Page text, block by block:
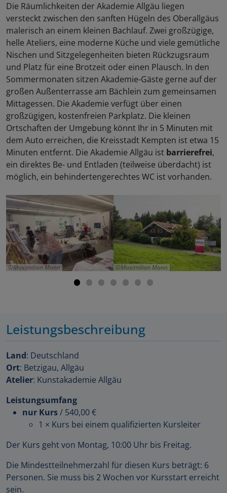
Die Räumlichkeiten der Akademie Allgäu liegen
versteckt zwischen den sanften Hügeln des Oberallgäus
malerisch an einem kleinen Bachlauf. Zwei großzügige,
helle Ateliers, eine moderne Küche und viele gemütliche
Nischen und Sitzgelegenheiten bieten Rückzugsraum
und Platz für eine Brotzeit oder einen Plausch. In den
Sommermonaten sitzen Akademie-Gäste gerne auf der
großen Außenterrasse am Bächlein zum gemeinsamen
Mittagessen. Die Akademie verfügt über einen
großzügigen, kostenfreien Parkplatz. Die kleinen
Ortschaften der Umgebung könnt Ihr in 5 Minuten mit
dem Auto erreichen, die Kreisstadt Kempten ist etwa 15
Minuten entfernt. Die Akademie Allgäu ist barrierefrei,
ein direktes Be- und Entladen (teilweise überdacht) ist
möglich, ein behindertengerechtes WC ist vorhanden.
Maximilian Mann Maximilian Mann
Leistungsbeschreibung
Land: Deutschland
Ort: Betzigau, Allgäu
Atelier: Kunstakademie Allgäu
Leistungsumfang
nur Kurs/ 540,00 €
1 × Kurs bei einem qualifizierten Kursleiter
Der Kurs geht von Montag, 10:00 Uhr bis Freitag.
Die Mindestteilnehmerzahl für diesen Kurs beträgt: 6
Personen. Sie muss bis 2 Wochen vor Kursstart erreicht
sein.